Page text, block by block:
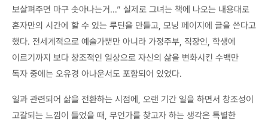
보살펴주면 마구 솟아나는거…” 실제로 그녀는 책에 나오는 내용대로
혼자만의 시간에 할 수 있는 루틴을 만들고, 모닝 페이지에 글을 쓴다고
했다. 전세계적으로 예술가뿐만 아니라 가정주부, 직장인, 학생에
이르기까지 보다 창조적인 일상으로 자신의 삶을 변화시킨 수백만
독자 중에는 오유경 아나운서도 포함되어 있었다.
일과 관련되어 삶을 전환하는 시점에, 오랜 기간 일을 하면서 창조성이
고갈되는 느낌이 들었을 때, 무언가를 찾고자 하는 생각은 특별한